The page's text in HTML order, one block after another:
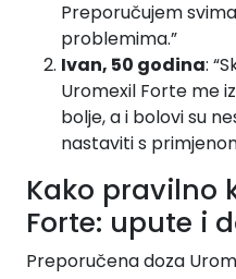
Preporučujem
problemima.”
Ivan, 50 godina:
Uromexil Forte me
bolje, a i bolovi su
nastaviti s
Kako pravilno
Forte: upute i
Preporučena doza